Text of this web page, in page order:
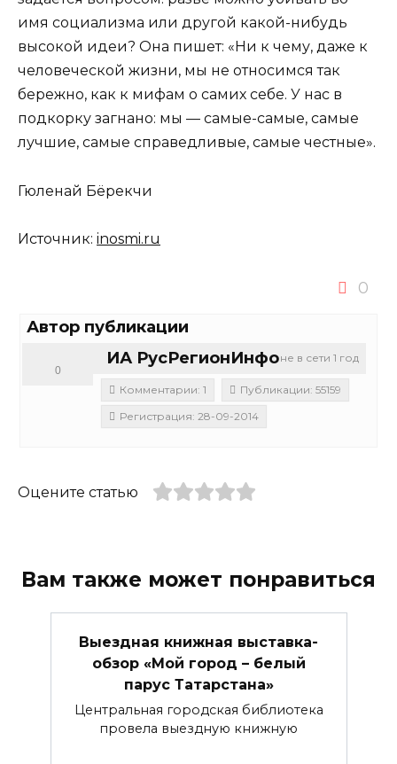
имя социализма или другой какой-нибудь
высокой идеи? Она пишет: «Ни к чему, даже к
человеческой жизни, мы не относимся так
бережно, как к мифам о самих себе. У нас в
подкорку загнано: мы — самые-самые, самые
лучшие, самые справедливые, самые честные».
Гюленай Бёрекчи
Источник: inosmi.ru
0
Автор публикации
не в сети 1 год
ИА РусРегионИнфо
0
Комментарии: 1
Публикации: 55159
Регистрация: 28-09-2014
Оцените статью
Вам также может понравиться
Выездная книжная выставка-
обзор «Мой город – белый
парус Татарстана»
Центральная городская библиотека
провела выездную книжную